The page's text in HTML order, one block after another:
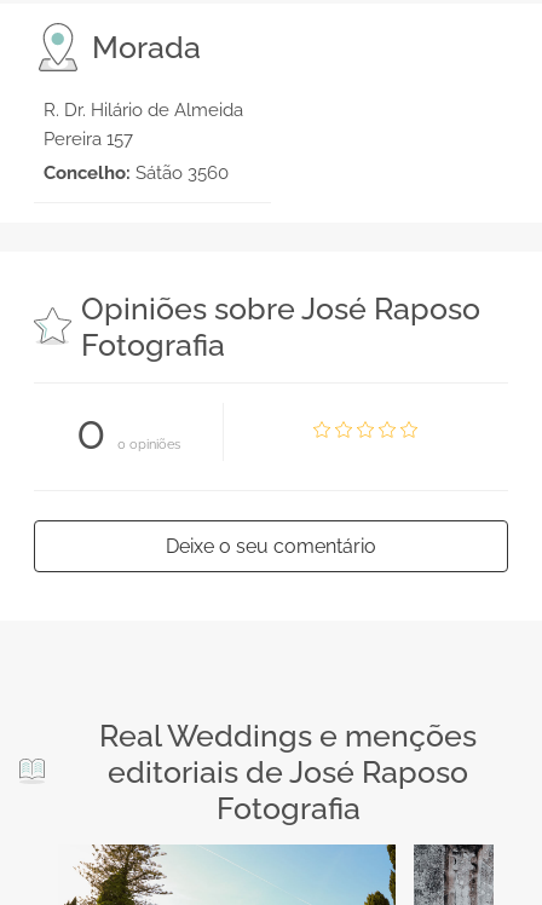
Morada
R. Dr. Hilário de Almeida
Pereira 157
Concelho: Sátão 3560
Opiniões sobre José Raposo
Fotografia
0 0 opiniões
Deixe o seu comentário
Real Weddings e menções
editoriais de José Raposo
Fotografia